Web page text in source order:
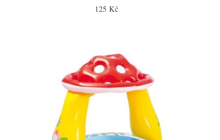
125 Kč